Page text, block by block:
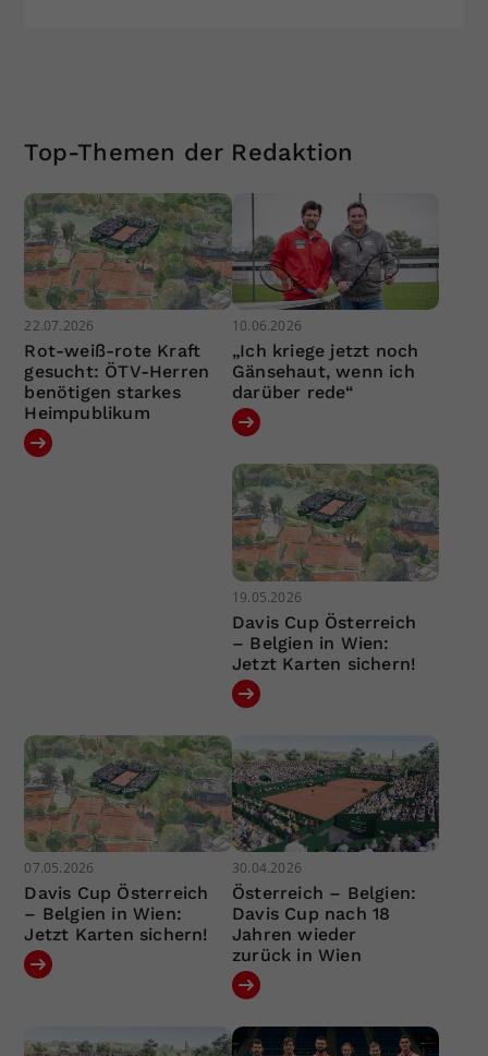
Top-Themen der Redaktion
22.07.2026
Rot-weiß-rote Kraft
gesucht: ÖTV-Herren
benötigen starkes
Heimpublikum
10.06.2026
„Ich kriege jetzt noch
Gänsehaut, wenn ich
darüber rede“
19.05.2026
Davis Cup Österreich
– Belgien in Wien:
Jetzt Karten sichern!
07.05.2026
Davis Cup Österreich
– Belgien in Wien:
Jetzt Karten sichern!
30.04.2026
Österreich – Belgien:
Davis Cup nach 18
Jahren wieder
zurück in Wien